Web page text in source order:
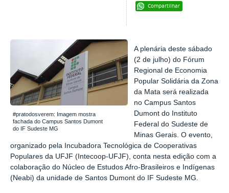
Compartilhar
#pratodosverem: Imagem mostra
fachada do Campus Santos Dumont
do IF Sudeste MG
A plenária deste sábado
(2 de julho) do Fórum
Regional de Economia
Popular Solidária da Zona
da Mata será realizada
no Campus Santos
Dumont do Instituto
Federal do Sudeste de
Minas Gerais. O evento,
organizado pela Incubadora Tecnológica de Cooperativas
Populares da UFJF (Intecoop-UFJF), conta nesta edição com a
colaboração do Núcleo de Estudos Afro-Brasileiros e Indígenas
(Neabi) da unidade de Santos Dumont do IF Sudeste MG.